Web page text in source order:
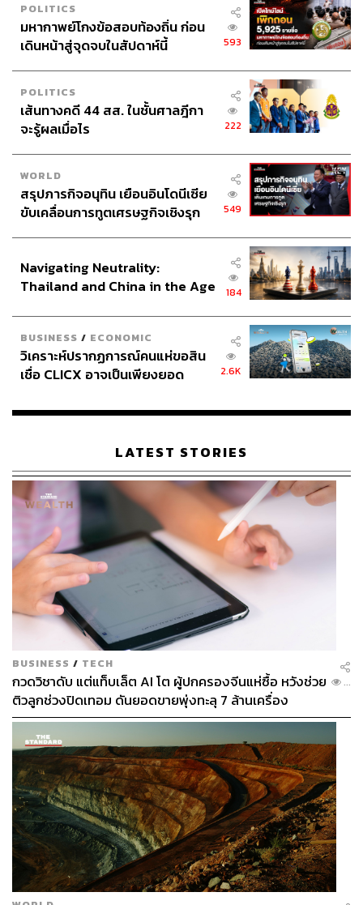
POLITICS
มหากาพย์โกงข้อสอบท้องถิ่น ก่อน
เดินหน้าสู่จุดจบในสัปดาห์นี้
593
POLITICS
เส้นทางคดี 44 สส. ในชั้นศาลฎีกา
จะรู้ผลเมื่อไร
222
WORLD
สรุปภารกิจอนุทิน เยือนอินโดนีเซีย
ขับเคลื่อนการทูตเศรษฐกิจเชิงรุก
549
Navigating Neutrality:
Thailand and China in the Age
184
BUSINESS / ECONOMIC
วิเคราะห์ปรากฏการณ์คนแห่ขอสิน
เชื่อ CLICX อาจเป็นเพียงยอด
เรือนไทยที่ถูกซุกไว้
2.6K
LATEST STORIES
BUSINESS / TECH
กวดวิชาดับ แต่แท็บเล็ต AI โต ผู้ปกครองจีนแห่ซื้อ หวังช่วย
ติวลูกช่วงปิดเทอม ดันยอดขายพุ่งทะลุ 7 ล้านเครื่อง
...